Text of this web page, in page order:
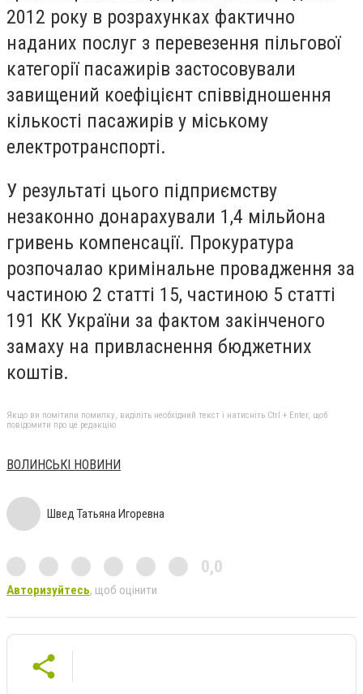
2012 року в розрахунках фактично
наданих послуг з перевезення пільгової
категорії пасажирів застосовували
завищений коефіцієнт співвідношення
кількості пасажирів у міському
електротранспорті.
У результаті цього підприємству
незаконно донарахували 1,4 мільйона
гривень компенсації. Прокуратура
розпочалао кримінальне провадження за
частиною 2 статті 15, частиною 5 статті
191 КК України за фактом закінченого
замаху на привласнення бюджетних
коштів.
Якщо ви помітили помилку, виділіть необхідний текст і натисніть Ctrl + Enter, щоб
повідомити про це редакцію
ВОЛИНСЬКІ НОВИНИ
Швед Татьяна Игоревна
0,0
Авторизуйтесь, щоб оцінити